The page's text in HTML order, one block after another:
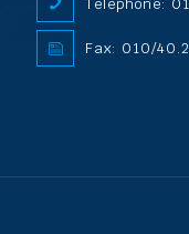
Telephone:
Fax: 010/